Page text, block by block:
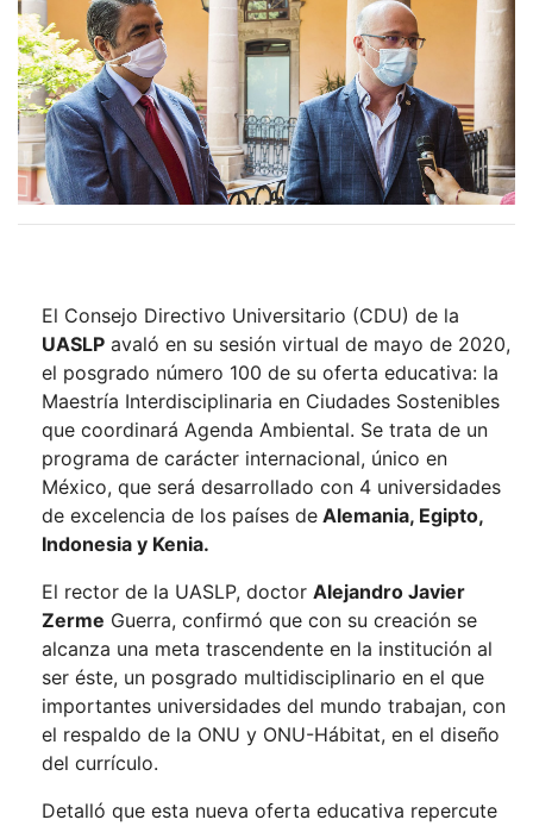
El Consejo Directivo Universitario (CDU) de la
UASLP avaló en su sesión virtual de mayo de 2020,
el posgrado número 100 de su oferta educativa: la
Maestría Interdisciplinaria en Ciudades Sostenibles
que coordinará Agenda Ambiental. Se trata de un
programa de carácter internacional, único en
México, que será desarrollado con 4 universidades
de excelencia de los países de Alemania, Egipto,
Indonesia y Kenia.
El rector de la UASLP, doctor Alejandro Javier
Zerme Guerra, confirmó que con su creación se
alcanza una meta trascendente en la institución al
ser éste, un posgrado multidisciplinario en el que
importantes universidades del mundo trabajan, con
el respaldo de la ONU y ONU-Hábitat, en el diseño
del currículo.
Detalló que esta nueva oferta educativa repercute